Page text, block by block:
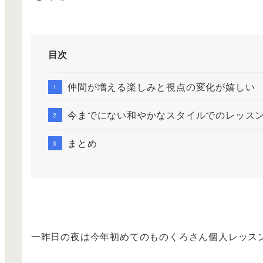
目次
仲間が増える楽しみと視点の変化が嬉しい
今までにない和やかなスタイルでのレッスン
まとめ
一昨日の夜は今年初めてのものくろさん個人レッス